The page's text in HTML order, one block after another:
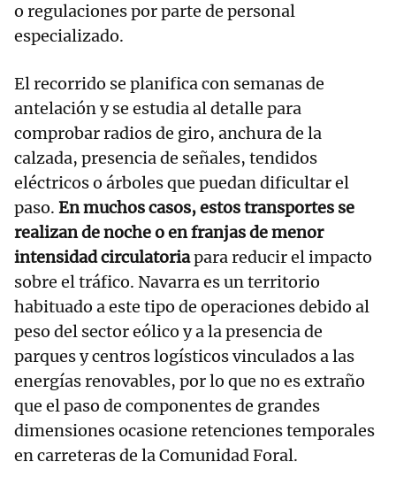
o regulaciones por parte de personal
especializado.
El recorrido se planifica con semanas de
antelación y se estudia al detalle para
comprobar radios de giro, anchura de la
calzada, presencia de señales, tendidos
eléctricos o árboles que puedan dificultar el
paso. En muchos casos, estos transportes se
realizan de noche o en franjas de menor
intensidad circulatoriapara reducir el impacto
sobre el tráfico. Navarra es un territorio
habituado a este tipo de operaciones debido al
peso del sector eólico y a la presencia de
parques y centros logísticos vinculados a las
energías renovables, por lo que no es extraño
que el paso de componentes de grandes
dimensiones ocasione retenciones temporales
en carreteras de la Comunidad Foral.